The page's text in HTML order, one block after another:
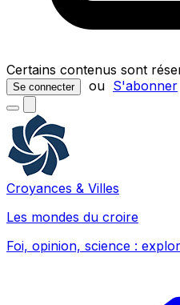
Certains contenus sont
Se connecter ou S'abonner
Croyances & Villes
Les mondes du croire
Foi, opinion, science :